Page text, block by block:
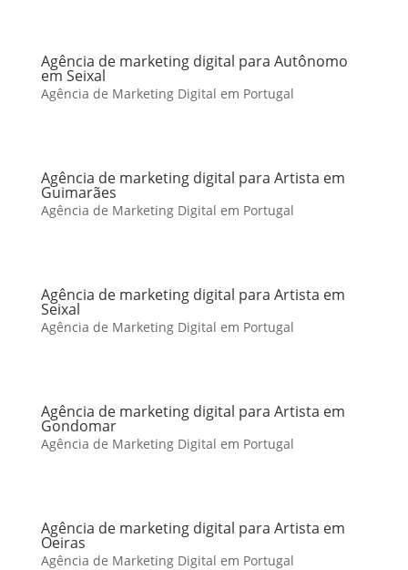
Agência de marketing digital para Autônomo
em Seixal
Agência de Marketing Digital em Portugal
Agência de marketing digital para Artista em
Guimarães
Agência de Marketing Digital em Portugal
Agência de marketing digital para Artista em
Seixal
Agência de Marketing Digital em Portugal
Agência de marketing digital para Artista em
Gondomar
Agência de Marketing Digital em Portugal
Agência de marketing digital para Artista em
Oeiras
Agência de Marketing Digital em Portugal